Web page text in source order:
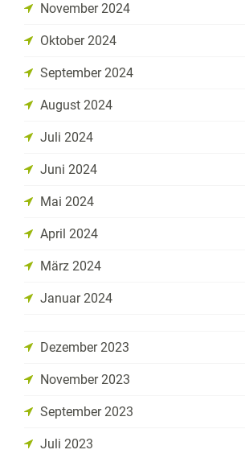
November 2024
Oktober 2024
September 2024
August 2024
Juli 2024
Juni 2024
Mai 2024
April 2024
März 2024
Januar 2024
Dezember 2023
November 2023
September 2023
Juli 2023